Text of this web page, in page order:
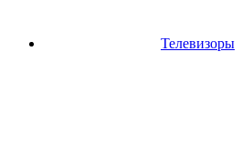
Телевизоры